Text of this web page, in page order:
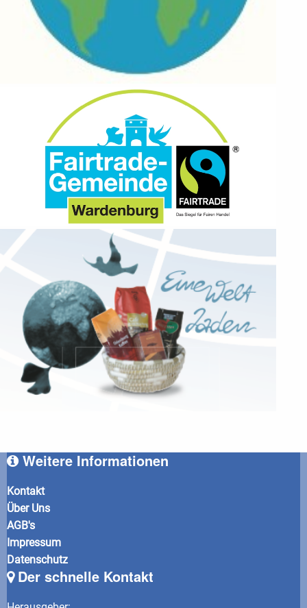
Weitere Informationen
Kontakt
Über Uns
AGB's
Impressum
Datenschutz
Der schnelle Kontakt